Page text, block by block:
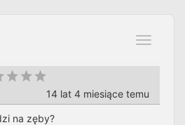
Toggle
14 lat 4 miesiące temu
na zęby?